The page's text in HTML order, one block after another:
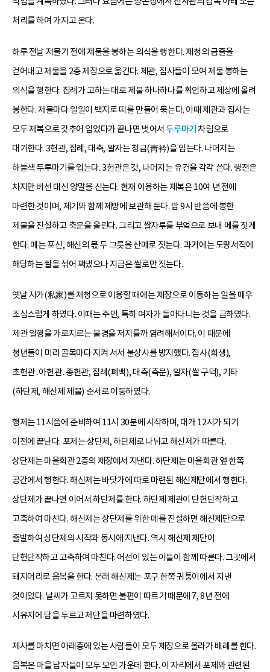
처리를 하여 가지고 온다.
하루 전날 저물기 전에 제물을 봉하는 의식을 행한다. 제청의 금줄을
걷어내고 제물을 2층 제장으로 옮긴다. 제관, 집사들이 모여 제물 봉하는
의식을 행한다. 집례가 고하는 대로 제물 하나하나를 확인하고 제상에 올려
봉한다. 제물마다 일일이 백지로 띠를 만들어 묶는다. 이때 제관과 집사는
모두 제복으로 갖추어 입었다가 끝나면 벗어서 두루마기 차림으로
대기한다. 3헌관, 집례, 대축, 알자는 청금(靑衿)을 입는다. 나머지는
하늘색 두루마기를 입는다. 3헌관은 갓, 나머지는 유건을 각각 쓴다. 행전은
차지만 버선 대신 양말을 신는다. 현재 이용하는 제복은 10여 년 전에
마련한 것이며, 제기와 함께 제방에 보관해 둔다. 밤 9시 반쯤에 봉한
제물을 진설하고 축문을 올린다. 그리고 쌀자루를 부엌으로 보내 메를 짓게
한다. 메는 포신, 해신의 몫 두 그릇을 산메로 짓는다. 과거에는 도량서직에
해당하는 쌀을 섞어 쪄냈으나 지금은 쌀로만 짓는다.
옛날 사가(私家)를 제청으로 이용할 때에는 제장으로 이동하는 일을 매우
조심스럽게 하였다. 이때는 주민, 특히 여자가 돌아다니는 것을 금하였다.
제관 일행을 가로지르는 불경을 저지를까 염려해서이다. 이 때문에
청년들이 미리 골목마다 지켜 서서 불상사를 방지했다. 집사(희생),
초헌관․아헌관․종헌관, 집례(폐백), 대축(축문), 알자(쌀 구덕), 기타
(하단제, 해신제 제물) 순서로 이동하였다.
행제는 11시쯤에 준비하여 11시 30분에 시작하며, 대개 12시가 되기
이전에 끝난다. 포제는 상단제, 하단제로 나뉘고 해신제가 따른다.
상단제는 마을회관 2층의 제장에서 지낸다. 하단제는 마을회관 옆 한쪽
공간에서 행한다. 해신제는 바닷가에 따로 마련된 해신제단에서 행한다.
상단제가 끝나면 이어서 하단제를 한다. 하단제 제관이 단헌단작하고
고축하여 마친다. 해신제는 상단제를 위한 메를 진설하면 해신제단으로
출발하여 상단제의 시작과 동시에 지낸다. 역시 해신제 제단이
단헌단작하고 고축하여 마친다. 어선이 있는 이들이 함께 따른다. 그곳에서
돼지머리로 음복을 한다. 본래 해신제는 포구 한쪽 귀퉁이에서 지낸
것이었다. 날씨가 고르지 못하면 불편이 따르기 때문에 7, 8년 전에
시유지에 담을 두르고 제단을 마련하였다.
제사를 마치면 아래층에 있는 사람들이 모두 제장으로 올라가 배례를 한다.
음복은 마을 남자들이 모두 모인 가운데 한다. 이 자리에서 포제와 관련된